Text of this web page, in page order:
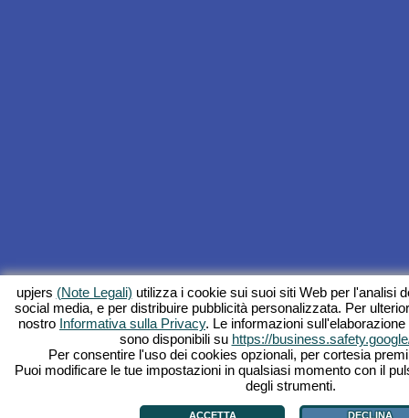
upjers (Note Legali) utilizza i cookie sui suoi siti Web per l'analisi
social media, e per distribuire pubblicità personalizzata. Per
nostro Informativa sulla Privacy. Le informazioni
sono disponibili su https://
Per consentire l'uso dei cookies opzionali, per cortesia
Puoi modificare le tue impostazioni in qualsiasi momento con il
degli strumenti.
ACCETTA DECLINA